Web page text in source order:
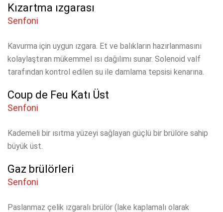
Kızartma ızgarası
Senfoni
Kavurma için uygun ızgara. Et ve balıkların hazırlanmasını
kolaylaştıran mükemmel ısı dağılımı sunar. Solenoid valf
tarafından kontrol edilen su ile damlama tepsisi kenarına.
Coup de Feu Katı Üst
Senfoni
Kademeli bir ısıtma yüzeyi sağlayan güçlü bir brülöre sahip
büyük üst.
Gaz brülörleri
Senfoni
Paslanmaz çelik ızgaralı brülör (lake kaplamalı olarak